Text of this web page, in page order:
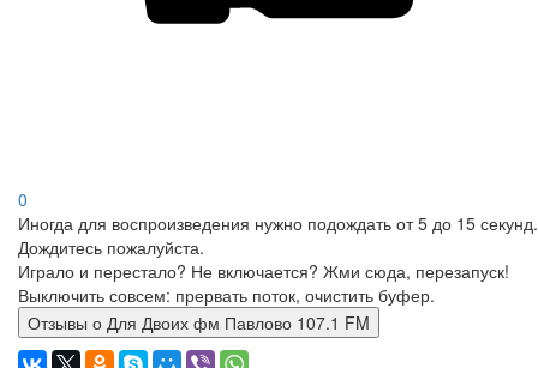
0
Иногда для воспроизведения нужно подождать от 5 до 15 секунд.
Дождитесь пожалуйста.
Играло и перестало? Не включается? Жми сюда, перезапуск!
Выключить совсем: прервать поток, очистить буфер.
Отзывы о Для Двоих фм Павлово 107.1 FM